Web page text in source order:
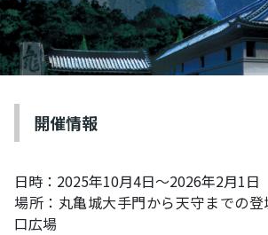
開催情報
日時：2025年10月4日〜2026年2月1日
場所：丸亀城大手門から天守までの
口広場